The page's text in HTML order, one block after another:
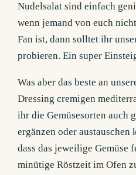
Nudelsalat sind einfach
wenn jemand von euch
Fan ist, dann solltet ihr
probieren. Ein super
Was aber das beste an
Dressing cremigen
ihr die Gemüsesorten auch
ergänzen oder
dass das jeweilige Gemüse
minütige Röstzeit im Ofen